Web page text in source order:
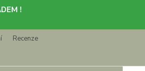
!
Recenze